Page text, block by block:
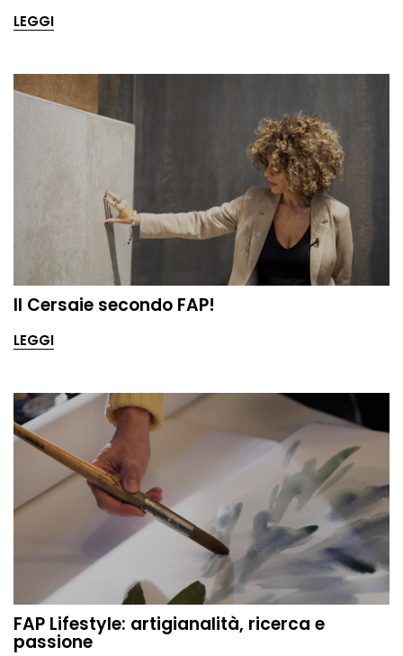
LEGGI
Il Cersaie secondo FAP!
LEGGI
FAP Lifestyle: artigianalità, ricerca e
passione